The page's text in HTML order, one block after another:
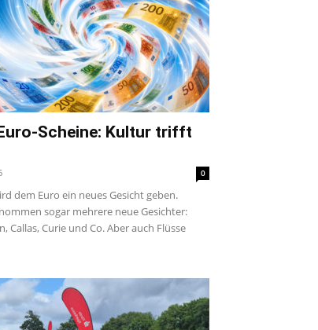
Scheine: Kultur trifft
0
dem Euro ein neues Gesicht geben.
sogar mehrere neue Gesichter:
Callas, Curie und Co. Aber auch Flüsse